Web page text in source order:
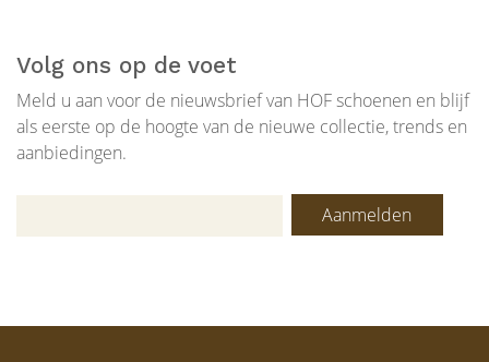
Volg ons op de voet
Meld u aan voor de nieuwsbrief van HOF schoenen en blijf
als eerste op de hoogte van de nieuwe collectie, trends en
aanbiedingen.
Aanmelden